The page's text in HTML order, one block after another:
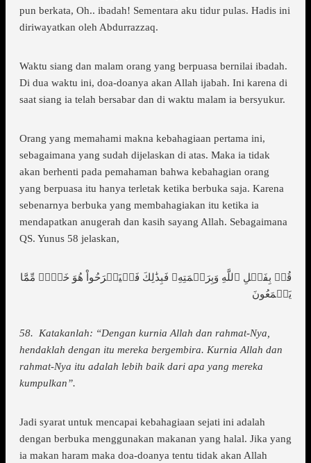
pun berkata, Oh.. ibadah! Sementara aku tidur pulas. Hadis ini
diriwayatkan oleh Abdurrazzaq.
Waktu siang dan malam orang yang berpuasa bernilai ibadah.
Di dua waktu ini, doa-doanya akan Allah ijabah. Ini karena di
saat siang ia telah bersabar dan di waktu malam ia bersyukur.
Orang yang memahami makna kebahagiaan pertama ini,
sebagaimana yang sudah dijelaskan di atas. Maka ia tidak
akan berhenti pada pemahaman bahwa kebahagian orang
yang berpuasa itu hanya terletak ketika berbuka saja. Karena
sebenarnya berbuka yang membahagiakan itu ketika ia
mendapatkan anugerah dan kasih sayang Allah. Sebagaimana
QS. Yunus 58 jelaskan,
قُلۡ بِفَضۡلِ ٱللَّهِ وَبِرَحۡمَتِهِۦ فَبِذَٰلِكَ فَلۡيَفۡرَحُواْ هُوَ خَيۡرٞ مِّمَّا
يَجۡمَعُونَ
58. Katakanlah: “Dengan kurnia Allah dan rahmat-Nya,
hendaklah dengan itu mereka bergembira. Kurnia Allah dan
rahmat-Nya itu adalah lebih baik dari apa yang mereka
kumpulkan”.
Jadi syarat untuk mencapai kebahagiaan sejati ini adalah
dengan berbuka menggunakan makanan yang halal. Jika yang
ia makan haram maka doa-doanya tentu tidak akan Allah